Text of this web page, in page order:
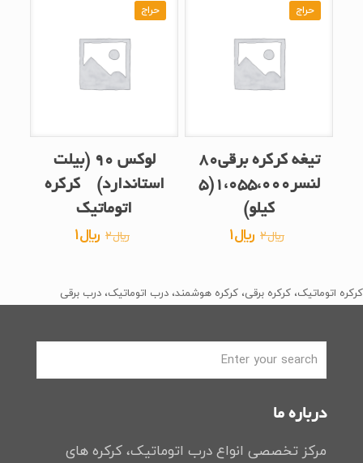
حراج
تیغه کرکره برقی۸۰
لنسر۱،۰۵۵،۰۰۰(۵
کیلو)
﷼2 قیمت
بود.
﷼1
است.
حراج
لوکس ۹۰ (بیلت
استاندارد) کرکره
اتوماتیک
﷼2 قیمت
بود.
﷼1قیمت
است.کرکره اتوماتیک، کرکره برقی، کرکره هوشمند، درب اتوماتیک، درب برقی
درباره ما
مرکز تخصصی انواع درب اتوماتیک، کرکره های